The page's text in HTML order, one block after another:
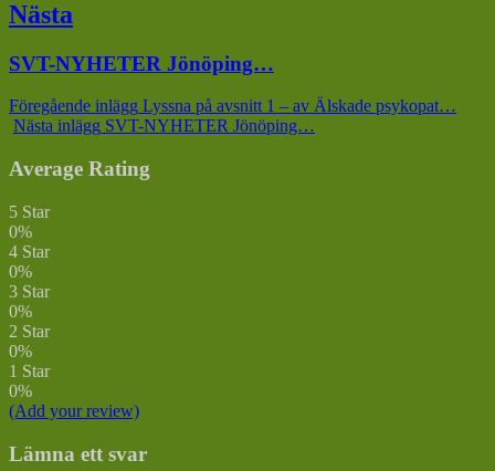
Nästa
Nästa
SVT-NYHETER Jönöping…
Föregående inlägg Lyssna på avsnitt 1 – av Älskade psykopat…
Nästa inlägg SVT-NYHETER Jönöping…
Average Rating
5 Star
0%
4 Star
0%
3 Star
0%
2 Star
0%
1 Star
0%
(Add your review)
Lämna ett svar